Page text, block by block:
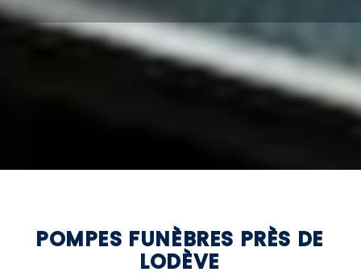
POMPES FUNÈBRES PRÈS DE
LODÈVE